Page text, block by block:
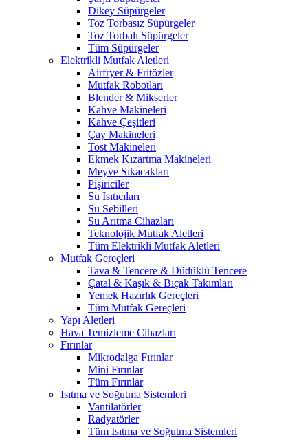
Dikey Süpürgeler
Toz Torbasız Süpürgeler
Toz Torbalı Süpürgeler
Tüm Süpürgeler
Elektrikli Mutfak Aletleri
Airfryer & Fritözler
Mutfak Robotları
Blender & Mikserler
Kahve Makineleri
Kahve Çeşitleri
Çay Makineleri
Tost Makineleri
Ekmek Kızartma Makineleri
Meyve Sıkacakları
Pişiriciler
Su Isıtıcıları
Su Sebilleri
Su Arıtma Cihazları
Teknolojik Mutfak Aletleri
Tüm Elektrikli Mutfak Aletleri
Mutfak Gereçleri
Tava & Tencere & Düdüklü Tencere
Çatal & Kaşık & Bıçak Takımları
Yemek Hazırlık Gereçleri
Tüm Mutfak Gereçleri
Yapı Aletleri
Hava Temizleme Cihazları
Fırınlar
Mikrodalga Fırınlar
Mini Fırınlar
Tüm Fırınlar
Isıtma ve Soğutma Sistemleri
Vantilatörler
Radyatörler
Tüm Isıtma ve Soğutma Sistemleri